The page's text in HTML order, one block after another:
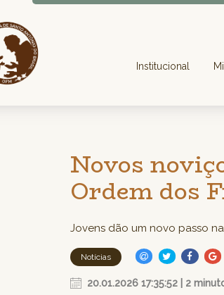
Institucional
Novos
Ordem dos
Jovens dão um novo passo
Notícias
20.01.2026 17:35:52 | 2